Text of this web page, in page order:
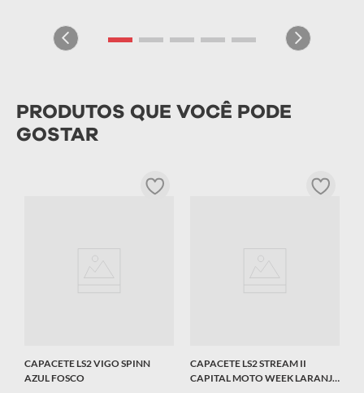
PRODUTOS QUE VOCÊ PODE
GOSTAR
CAPACETE LS2 VIGO SPINN
AZUL FOSCO
CAPACETE LS2 STREAM II
CAPITAL MOTO WEEK LARANJA